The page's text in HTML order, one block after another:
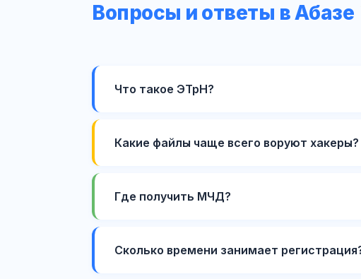
Вопросы и ответы в Абазе
Что такое ЭТрН?
Какие файлы чаще всего воруют хакеры?
Где получить МЧД?
Сколько времени занимает